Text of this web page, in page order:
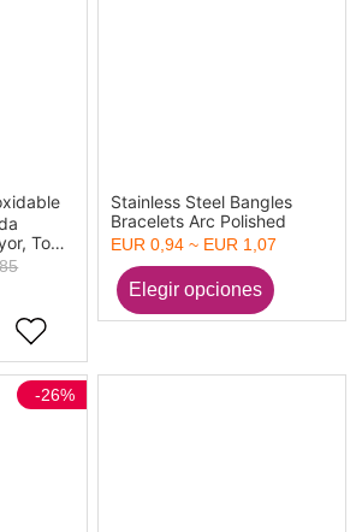
Tono
1
Stainless Steel Bangles
Bracelets Arc Polished
EUR 0,94 ~ EUR 1,07
-26%